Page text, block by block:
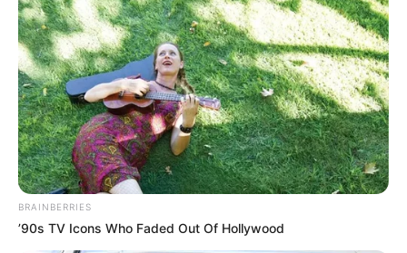
BRAINBERRIES
’90s TV Icons Who Faded Out Of Hollywood